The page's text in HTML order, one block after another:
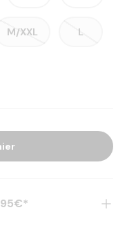
M/XXL L